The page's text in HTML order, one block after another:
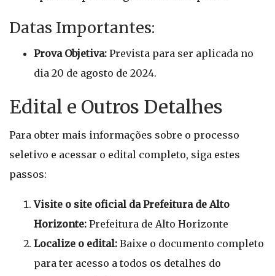
Datas Importantes:
Prova Objetiva: Prevista para ser aplicada no
dia 20 de agosto de 2024.
Edital e Outros Detalhes
Para obter mais informações sobre o processo
seletivo e acessar o edital completo, siga estes
passos:
Visite o site oficial da Prefeitura de Alto
Horizonte: Prefeitura de Alto Horizonte
Localize o edital: Baixe o documento completo
para ter acesso a todos os detalhes do